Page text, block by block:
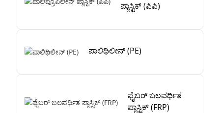
ಪ್ಲಾಸ್ಟಿಕ್ (ಪಿಪಿ)
ಪಾಲಿಥಿಲೀನ್ (PE)
ಫೈಬರ್ ಬಲವರ್ಧಿತ
ಪ್ಲಾಸ್ಟಿಕ್ (FRP)